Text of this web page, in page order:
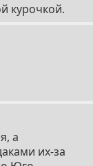
курочкой.
а
их-за